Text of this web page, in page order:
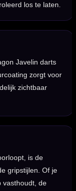
los te laten.
Javelin darts
zorgt voor
zichtbaar
is de
gripstijlen. Of je
vasthoudt, de